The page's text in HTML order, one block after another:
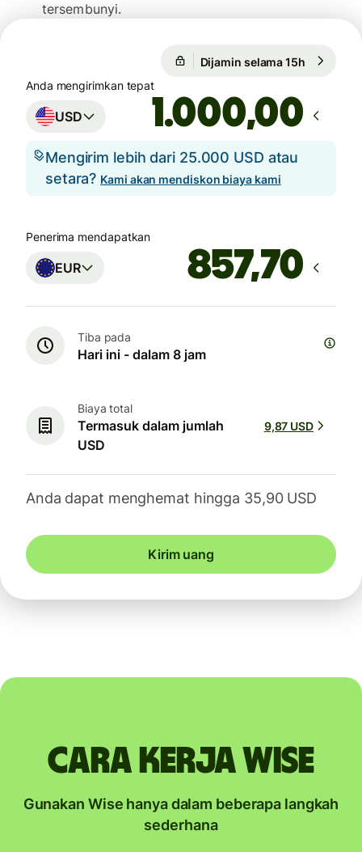
tersembunyi.
Dijamin selama 15h
Anda mengirimkan tepat
USD ,00
Mengirim lebih dari 25.000 USD atau
setara? Kami akan mendiskon biaya kami
Penerima mendapatkan
EUR
Tiba pada
Hari ini - dalam 8 jam
Biaya total
Termasuk dalam jumlah
USD
9,87 USD
Anda dapat menghemat hingga 35,90 USD
Kirim uang
Cara kerja Wise
Gunakan Wise hanya dalam beberapa langkah
sederhana